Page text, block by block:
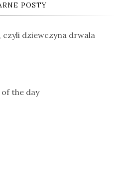
POSTY
czyli dziewczyna drwala
the day